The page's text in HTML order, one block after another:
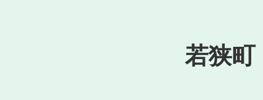
若狭町